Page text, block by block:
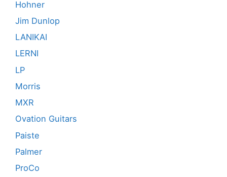
Hohner
Jim Dunlop
LANIKAI
LERNI
LP
Morris
MXR
Ovation Guitars
Paiste
Palmer
ProCo